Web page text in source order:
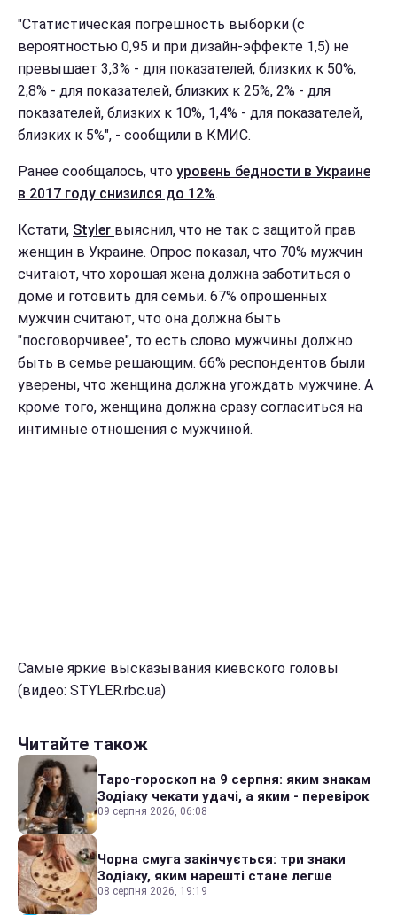
"Статистическая погрешность выборки (с
вероятностью 0,95 и при дизайн-эффекте 1,5) не
превышает 3,3% - для показателей, близких к 50%,
2,8% - для показателей, близких к 25%, 2% - для
показателей, близких к 10%, 1,4% - для показателей,
близких к 5%", - сообщили в КМИС.
Ранее сообщалось, что уровень бедности в Украине
в 2017 году снизился до 12%.
Кстати, Styler выяснил, что не так с защитой прав
женщин в Украине. Опрос показал, что 70% мужчин
считают, что хорошая жена должна заботиться о
доме и готовить для семьи. 67% опрошенных
мужчин считают, что она должна быть
"посговорчивее", то есть слово мужчины должно
быть в семье решающим. 66% респондентов были
уверены, что женщина должна угождать мужчине. А
кроме того, женщина должна сразу согласиться на
интимные отношения с мужчиной.
Самые яркие высказывания киевского головы
(видео: STYLER.rbc.ua)
Читайте також
Таро-гороскоп на 9 серпня: яким знакам
Зодіаку чекати удачі, а яким - перевірок
09 серпня 2026, 06:08
Чорна смуга закінчується: три знаки
Зодіаку, яким нарешті стане легше
08 серпня 2026, 19:19